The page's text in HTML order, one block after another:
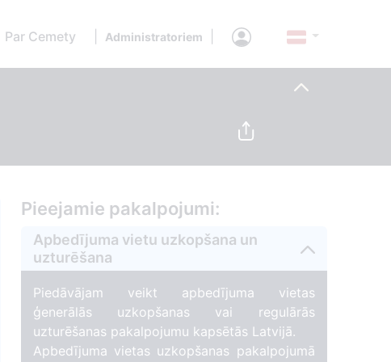
Par Cemety Administratoriem
Pieejamie pakalpojumi:
Apbedījuma vietu uzkopšana un
uzturēšana
Piedāvājam veikt apbedījuma vietas
ģenerālās uzkopšanas vai regulārās
uzturēšanas pakalpojumu kapsētās Latvijā.
Apbedījuma vietas uzkopšanas pakalpojumā